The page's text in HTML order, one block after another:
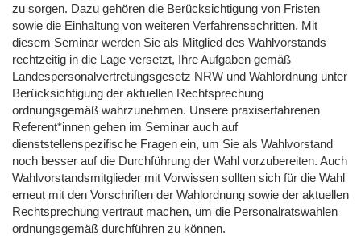
zu sorgen. Dazu gehören die Berücksichtigung von Fristen
sowie die Einhaltung von weiteren Verfahrensschritten. Mit
diesem Seminar werden Sie als Mitglied des Wahlvorstands
rechtzeitig in die Lage versetzt, Ihre Aufgaben gemäß
Landespersonalvertretungsgesetz NRW und Wahlordnung unter
Berücksichtigung der aktuellen Rechtsprechung
ordnungsgemäß wahrzunehmen. Unsere praxiserfahrenen
Referent*innen gehen im Seminar auch auf
dienststellenspezifische Fragen ein, um Sie als Wahlvorstand
noch besser auf die Durchführung der Wahl vorzubereiten. Auch
Wahlvorstandsmitglieder mit Vorwissen sollten sich für die Wahl
erneut mit den Vorschriften der Wahlordnung sowie der aktuellen
Rechtsprechung vertraut machen, um die Personalratswahlen
ordnungsgemäß durchführen zu können.